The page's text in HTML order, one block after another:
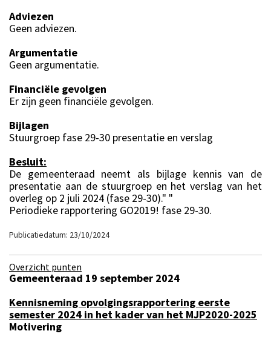
Adviezen
Geen adviezen.
Argumentatie
Geen argumentatie.
Financiële gevolgen
Er zijn geen financiële gevolgen.
Bijlagen
Stuurgroep fase 29-30 presentatie en verslag
Besluit:
De gemeenteraad neemt als bijlage kennis van de
presentatie aan de stuurgroep en het verslag van het
overleg op 2 juli 2024 (fase 29-30)." "
Periodieke rapportering GO2019! fase 29-30.
Publicatiedatum: 23/10/2024
Overzicht punten
Gemeenteraad 19 september 2024
Kennisneming opvolgingsrapportering eerste
semester 2024 in het kader van het MJP2020-2025
Motivering